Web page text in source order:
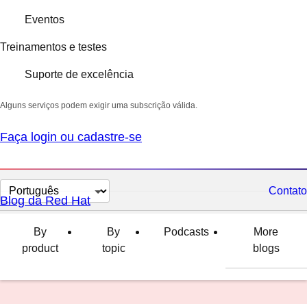
Eventos
Treinamentos e testes
Suporte de excelência
Alguns serviços podem exigir uma subscrição válida.
Faça login ou cadastre-se
Selecionar
idioma
Contato
Blog da Red Hat
By
product
By
topic
Podcasts
More
blogs